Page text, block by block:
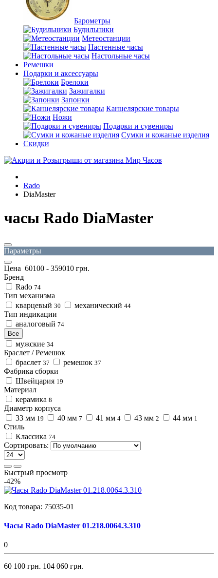
Барометры
Будильники
Метеостанции
Настенные часы
Настольные часы
Ремешки
Подарки и аксессуары
Брелоки
Зажигалки
Запонки
Канцелярские товары
Ножи
Подарки и сувениры
Сумки и кожаные изделия
Скидки
Rado
DiaMaster
часы Rado DiaMaster
Параметры
Цена 60100 - 359010 грн.
Бренд
Rado 74
Тип механизма
кварцевый 30 механический 44
Тип индикации
аналоговый 74
Все
мужские 34
Браслет / Ремешок
браслет 37 ремешок 37
Фабрика сборки
Швейцария 19
Материал
керамика 8
Диаметр корпуса
33 мм 19 40 мм 7 41 мм 4 43 мм 2 44 мм 1
Стиль
Классика 74
Сортировать:
Быстрый просмотр
-42%
Код товара: 75035-01
Часы Rado DiaMaster 01.218.0064.3.310
0
60 100 грн. 104 060 грн.